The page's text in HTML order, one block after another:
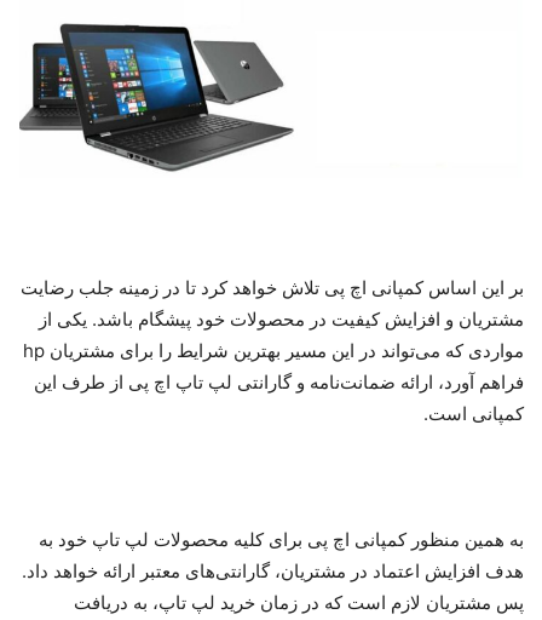
بر این اساس کمپانی اچ پی تلاش خواهد کرد تا در زمینه جلب رضایت
مشتریان و افزایش کیفیت در محصولات خود پیشگام باشد. یکی از
مواردی که می‌تواند در این مسیر بهترین شرایط را برای مشتریان hp
فراهم آورد، ارائه ضمانت‌نامه و گارانتی لپ تاپ اچ پی از طرف این
کمپانی است.
به همین منظور کمپانی اچ پی برای کلیه محصولات لپ تاپ خود به
هدف افزایش اعتماد در مشتریان، گارانتی‌های معتبر ارائه خواهد داد.
پس مشتریان لازم است که در زمان خرید لپ تاپ، به دریافت